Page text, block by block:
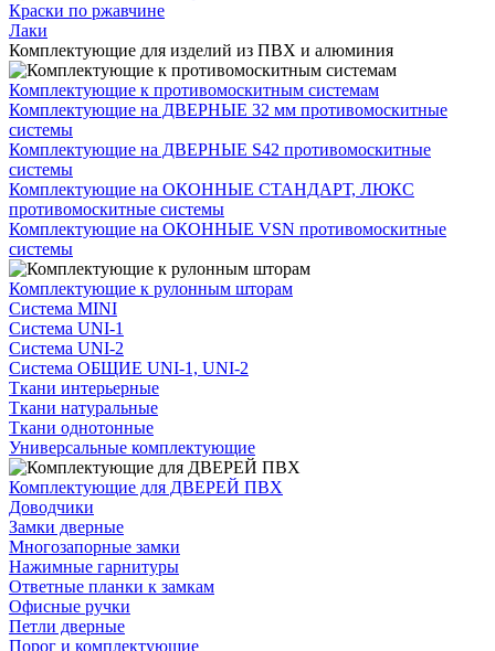
Краски по ржавчине
Лаки
Комплектующие для изделий из ПВХ и алюминия
Комплектующие к противомоскитным системам
Комплектующие на ДВЕРНЫЕ 32 мм противомоскитные
системы
Комплектующие на ДВЕРНЫЕ S42 противомоскитные
системы
Комплектующие на ОКОННЫЕ СТАНДАРТ, ЛЮКС
противомоскитные системы
Комплектующие на ОКОННЫЕ VSN противомоскитные
системы
Комплектующие к рулонным шторам
Система MINI
Система UNI-1
Система UNI-2
Система ОБЩИЕ UNI-1, UNI-2
Ткани интерьерные
Ткани натуральные
Ткани однотонные
Универсальные комплектующие
Комплектующие для ДВЕРЕЙ ПВХ
Доводчики
Замки дверные
Многозапорные замки
Нажимные гарнитуры
Ответные планки к замкам
Офисные ручки
Петли дверные
Порог и комплектующие